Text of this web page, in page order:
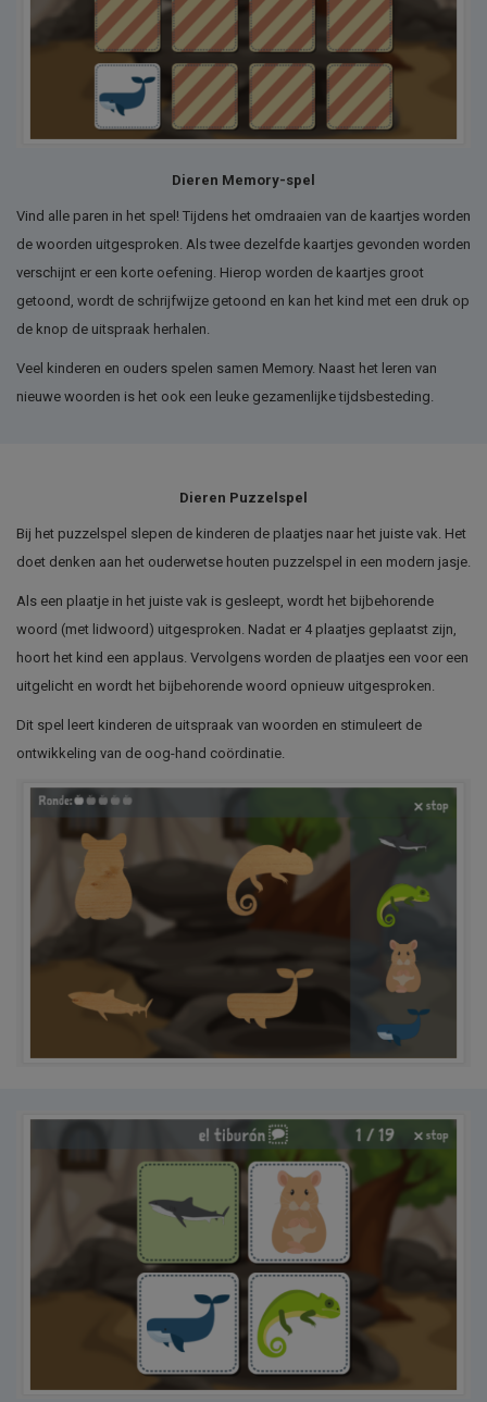
Dieren Memory-spel
Vind alle paren in het spel! Tijdens het omdraaien van de kaartjes worden
de woorden uitgesproken. Als twee dezelfde kaartjes gevonden worden
verschijnt er een korte oefening. Hierop worden de kaartjes groot
getoond, wordt de schrijfwijze getoond en kan het kind met een druk op
de knop de uitspraak herhalen.
Veel kinderen en ouders spelen samen Memory. Naast het leren van
nieuwe woorden is het ook een leuke gezamenlijke tijdsbesteding.
Dieren Puzzelspel
Bij het puzzelspel slepen de kinderen de plaatjes naar het juiste vak. Het
doet denken aan het ouderwetse houten puzzelspel in een modern jasje.
Als een plaatje in het juiste vak is gesleept, wordt het bijbehorende
woord (met lidwoord) uitgesproken. Nadat er 4 plaatjes geplaatst zijn,
hoort het kind een applaus. Vervolgens worden de plaatjes een voor een
uitgelicht en wordt het bijbehorende woord opnieuw uitgesproken.
Dit spel leert kinderen de uitspraak van woorden en stimuleert de
ontwikkeling van de oog-hand coördinatie.